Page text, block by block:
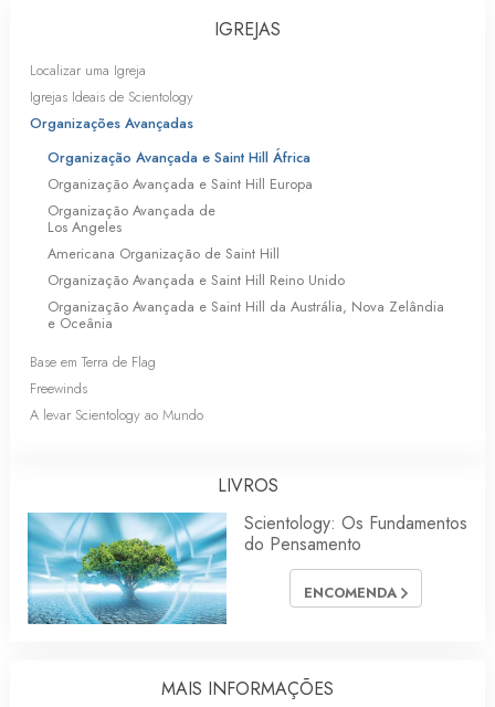
IGREJAS
Localizar uma Igreja
Igrejas Ideais de Scientology
Organizações Avançadas
Organização Avançada e Saint Hill África
Organização Avançada e Saint Hill Europa
Organização Avançada de
Los Angeles
Americana Organização de Saint Hill
Organização Avançada e Saint Hill Reino Unido
Organização Avançada e Saint Hill da Austrália, Nova Zelândia
e Oceânia
Base em Terra de Flag
Freewinds
A levar Scientology ao Mundo
LIVROS
Scientology: Os Fundamentos
do Pensamento
ENCOMENDA
MAIS INFORMAÇÕES